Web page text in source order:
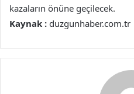
kazaların önüne geçilecek.
Kaynak : duzgunhaber.com.tr